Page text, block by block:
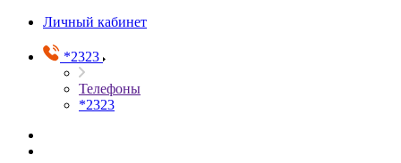
Личный кабинет
*2323
Телефоны
*2323